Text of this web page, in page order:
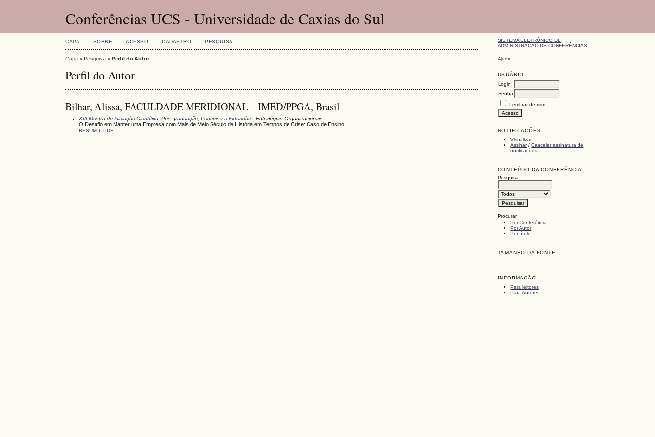
Conferências UCS - Universidade de Caxias do Sul
SISTEMA ELETRÔNICO DE
ADMINISTRAÇÃO DE CONFERÊNCIAS
Ajuda
USUÁRIO
Login
Senha
Lembrar de mim
NOTIFICAÇÕES
Visualizar
Assinar/Cancelar assinatura de
notificações
CONTEÚDO DA CONFERÊNCIA
Pesquisa
Procurar
Por Conferência
Por Autor
Por título
TAMANHO DA FONTE
INFORMAÇÃO
Para leitores
Para Autores
CAPA SOBRE ACESSO CADASTRO PESQUISA
Capa > Pesquisa >Perfil do Autor
Perfil do Autor
Bilhar, Alissa, FACULDADE MERIDIONAL – IMED/PPGA, Brasil
XVI Mostra de Iniciação Científica, Pós-graduação, Pesquisa e Extensão - Estratégias Organizacionais
O Desafio em Manter uma Empresa com Mais de Meio Século de História em Tempos de Crise: Caso de Ensino
RESUMO PDF